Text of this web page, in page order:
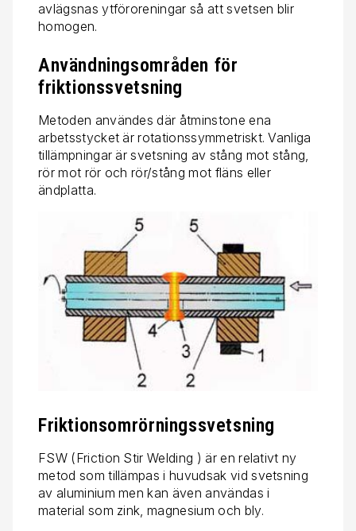
avlägsnas ytföroreningar så att svetsen blir
homogen.
Användningsområden för
friktionssvetsning
Metoden användes där åtminstone ena
arbetsstycket är rotationssymmetriskt. Vanliga
tillämpningar är svetsning av stång mot stång,
rör mot rör och rör/stång mot fläns eller
ändplatta.
Friktionsomrörningssvetsning
FSW (Friction Stir Welding ) är en relativt ny
metod som tillämpas i huvudsak vid svetsning
av aluminium men kan även användas i
material som zink, magnesium och bly.